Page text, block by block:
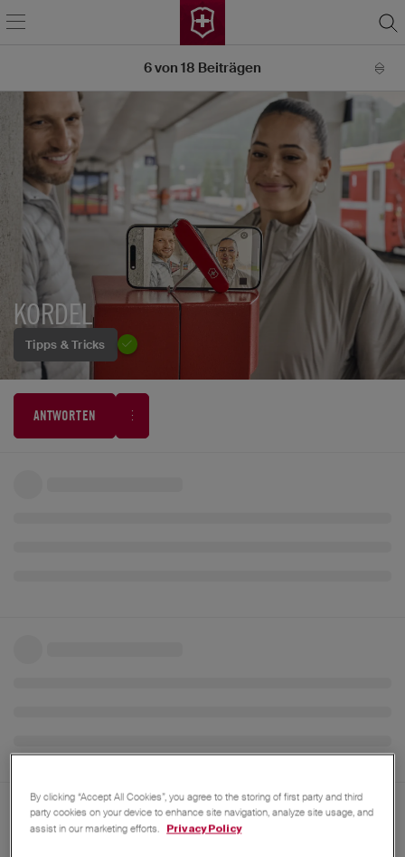
Tipps & Tricks
KORDEL
ANTWORTEN
6von 18 Beiträgen
By clicking “Accept All Cookies”, you agree to the storing of first party and third
party cookies on your device to enhance site navigation, analyze site usage, and
assist in our marketing efforts.
Privacy Policy